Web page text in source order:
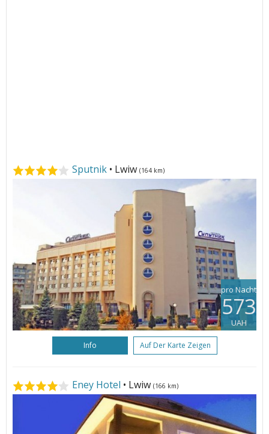
Sputnik • Lwiw (164 km)
pro Nacht
573
UAH
Info Auf Der Karte Zeigen
Eney Hotel • Lwiw (166 km)